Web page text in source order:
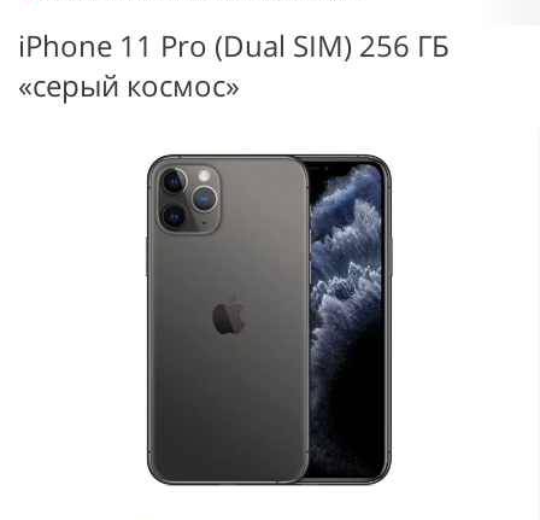
iPhone 11 Pro (Dual SIM) 256 ГБ
«серый космос»